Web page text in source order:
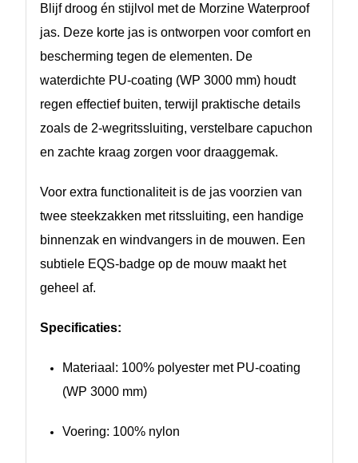
Blijf droog én stijlvol met de Morzine Waterproof
jas. Deze korte jas is ontworpen voor comfort en
bescherming tegen de elementen. De
waterdichte PU-coating (WP 3000 mm) houdt
regen effectief buiten, terwijl praktische details
zoals de 2-wegritssluiting, verstelbare capuchon
en zachte kraag zorgen voor draaggemak.
Voor extra functionaliteit is de jas voorzien van
twee steekzakken met ritssluiting, een handige
binnenzak en windvangers in de mouwen. Een
subtiele EQS-badge op de mouw maakt het
geheel af.
Specificaties:
Materiaal: 100% polyester met PU-coating
(WP 3000 mm)
Voering: 100% nylon